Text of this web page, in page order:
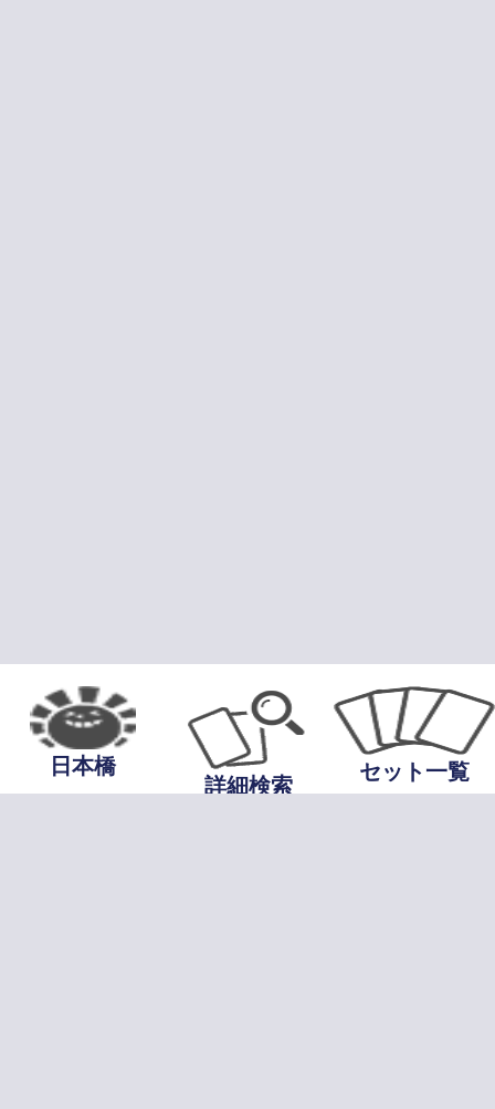
日本橋
詳細検索
セット一覧